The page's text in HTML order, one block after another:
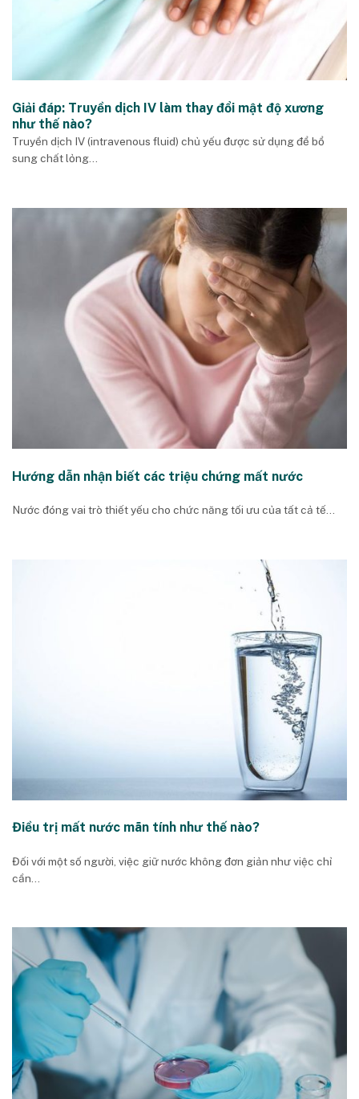
Giải đáp: Truyền dịch IV làm thay đổi mật độ xương
như thế nào?
Truyền dịch IV (intravenous fluid) chủ yếu được sử dụng để bổ
sung chất lỏng...
Hướng dẫn nhận biết các triệu chứng mất nước
Nước đóng vai trò thiết yếu cho chức năng tối ưu của tất cả tế...
Điều trị mất nước mãn tính như thế nào?
Đối với một số người, việc giữ nước không đơn giản như việc chỉ
cần...